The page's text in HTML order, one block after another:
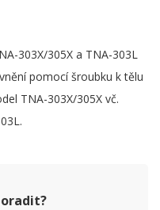
303X/305X a TNA-303L
pomocí šroubku k tělu
TNA-303X/305X vč.